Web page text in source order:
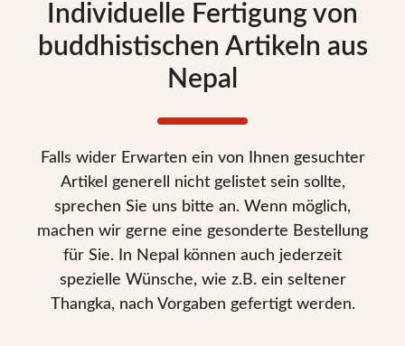
Individuelle Fertigung von
buddhistischen Artikeln aus
Nepal
Falls wider Erwarten ein von Ihnen gesuchter
Artikel generell nicht gelistet sein sollte,
sprechen Sie uns bitte an. Wenn möglich,
machen wir gerne eine gesonderte Bestellung
für Sie. In Nepal können auch jederzeit
spezielle Wünsche, wie z.B. ein seltener
Thangka, nach Vorgaben gefertigt werden.